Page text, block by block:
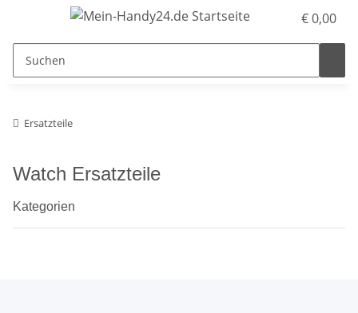
€ 0,00
Ersatzteile
Watch Ersatzteile
Kategorien